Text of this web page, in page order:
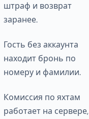
штраф и возврат
заранее.
Гость без аккаунта
находит бронь по
номеру и фамилии.
Комиссия по яхтам
работает на сервере,